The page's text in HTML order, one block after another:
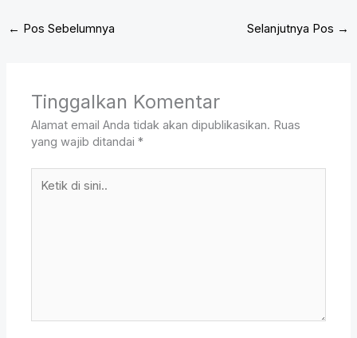
← Pos Sebelumnya Selanjutnya Pos →
Tinggalkan Komentar
Alamat email Anda tidak akan dipublikasikan. Ruas
yang wajib ditandai*